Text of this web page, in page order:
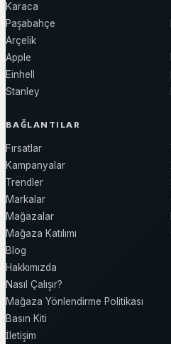
Karaca
Paşabahçe
Arçelik
Apple
Einhell
Stanley
BAĞLANTILAR
Fırsatlar
Kampanyalar
Trendler
Markalar
Mağazalar
Mağaza Katılımı
Blog
Hakkımızda
Nasıl Çalışır?
Mağaza Yönlendirme Politikası
Basın Kiti
İletişim